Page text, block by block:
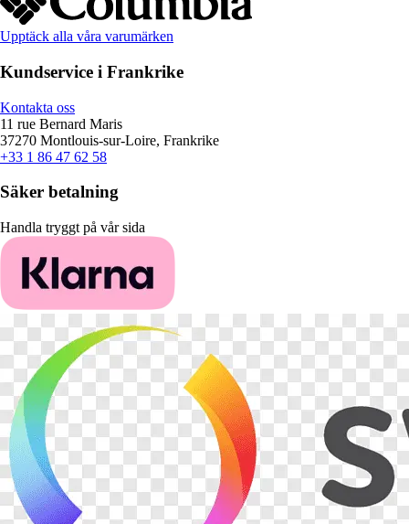
Upptäck alla våra varumärken
Kundservice i Frankrike
Kontakta oss
11 rue Bernard Maris
37270 Montlouis-sur-Loire, Frankrike
+33 1 86 47 62 58
Säker betalning
Handla tryggt på vår sida